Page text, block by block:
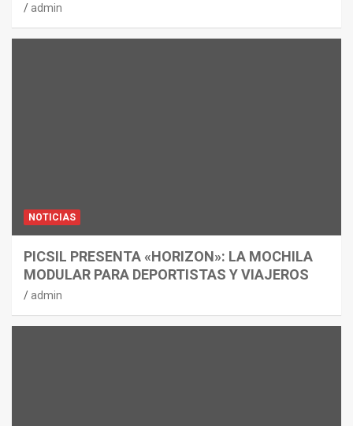
admin
NOTICIAS
PICSIL PRESENTA «HORIZON»: LA MOCHILA
MODULAR PARA DEPORTISTAS Y VIAJEROS
admin